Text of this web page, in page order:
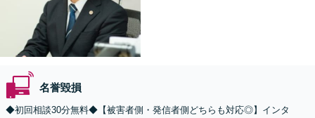
名誉毀損
◆初回相談30分無料◆【被害者側・発信者側どちらも対応◎】インタ